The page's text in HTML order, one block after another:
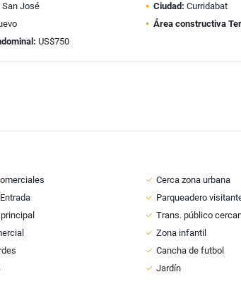
San José Ciudad: Curridabat
Área constructiva
US$750
Cerca zona urbana
Parqueadero
Trans. público
Zona infantil
Cancha de futbol
Jardín